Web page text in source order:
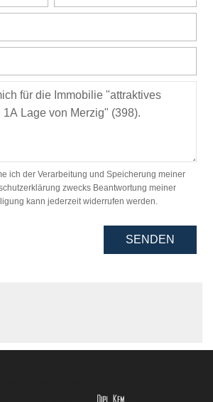
ich der Verarbeitung und Speicherung meiner
zwecks Beantwortung meiner
kann jederzeit widerrufen werden.
SENDEN